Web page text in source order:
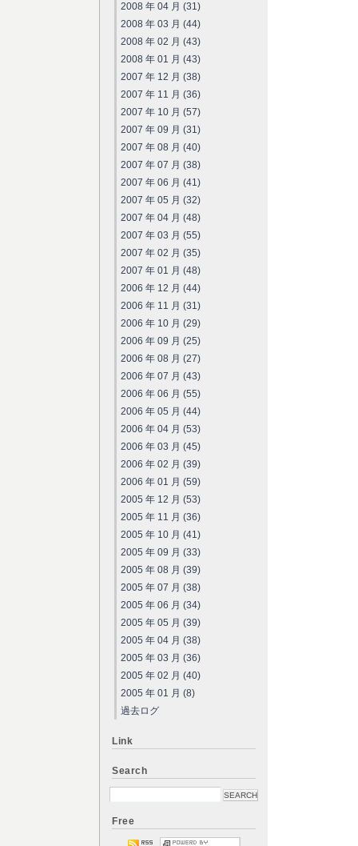
2008 年 04 月 (31)
2008 年 03 月 (44)
2008 年 02 月 (43)
2008 年 01 月 (43)
2007 年 12 月 (38)
2007 年 11 月 (36)
2007 年 10 月 (57)
2007 年 09 月 (31)
2007 年 08 月 (40)
2007 年 07 月 (38)
2007 年 06 月 (41)
2007 年 05 月 (32)
2007 年 04 月 (48)
2007 年 03 月 (55)
2007 年 02 月 (35)
2007 年 01 月 (48)
2006 年 12 月 (44)
2006 年 11 月 (31)
2006 年 10 月 (29)
2006 年 09 月 (25)
2006 年 08 月 (27)
2006 年 07 月 (43)
2006 年 06 月 (55)
2006 年 05 月 (44)
2006 年 04 月 (53)
2006 年 03 月 (45)
2006 年 02 月 (39)
2006 年 01 月 (59)
2005 年 12 月 (53)
2005 年 11 月 (36)
2005 年 10 月 (41)
2005 年 09 月 (33)
2005 年 08 月 (39)
2005 年 07 月 (38)
2005 年 06 月 (34)
2005 年 05 月 (39)
2005 年 04 月 (38)
2005 年 03 月 (36)
2005 年 02 月 (40)
2005 年 01 月 (8)
過去ログ
Link
Search
Free